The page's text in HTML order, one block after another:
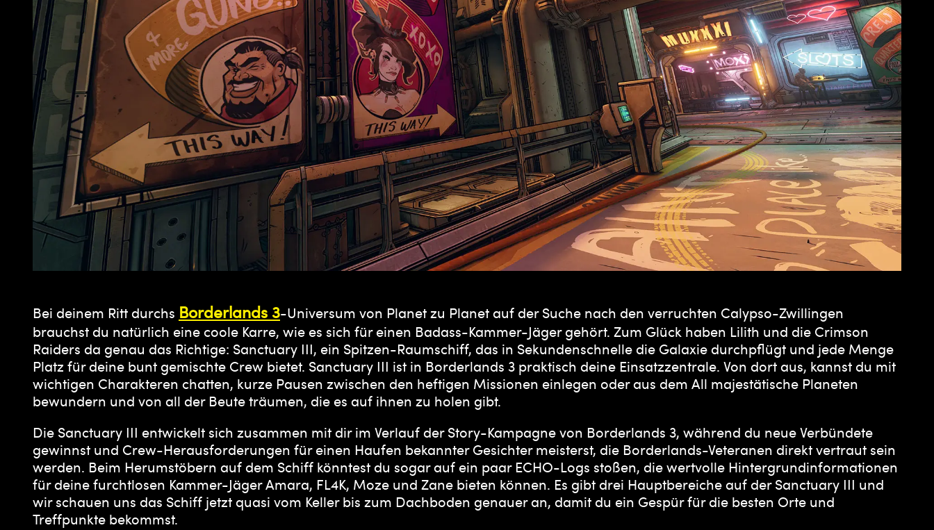
Bei deinem Ritt durchs Borderlands 3-Universum von Planet zu Planet auf der Suche nach den verruchten Calypso-Zwillingen
brauchst du natürlich eine coole Karre, wie es sich für einen Badass-Kammer-Jäger gehört. Zum Glück haben Lilith und die Crimson
Raiders da genau das Richtige: Sanctuary III, ein Spitzen-Raumschiff, das in Sekundenschnelle die Galaxie durchpflügt und jede Menge
Platz für deine bunt gemischte Crew bietet. Sanctuary III ist in Borderlands 3 praktisch deine Einsatzzentrale. Von dort aus, kannst du mit
wichtigen Charakteren chatten, kurze Pausen zwischen den heftigen Missionen einlegen oder aus dem All majestätische Planeten
bewundern und von all der Beute träumen, die es auf ihnen zu holen gibt.
Die Sanctuary III entwickelt sich zusammen mit dir im Verlauf der Story-Kampagne von Borderlands 3, während du neue Verbündete
gewinnst und Crew-Herausforderungen für einen Haufen bekannter Gesichter meisterst, die Borderlands-Veteranen direkt vertraut sein
werden. Beim Herumstöbern auf dem Schiff könntest du sogar auf ein paar ECHO-Logs stoßen, die wertvolle Hintergrundinformationen
für deine furchtlosen Kammer-Jäger Amara, FL4K, Moze und Zane bieten können. Es gibt drei Hauptbereiche auf der Sanctuary III und
wir schauen uns das Schiff jetzt quasi vom Keller bis zum Dachboden genauer an, damit du ein Gespür für die besten Orte und
Treffpunkte bekommst.